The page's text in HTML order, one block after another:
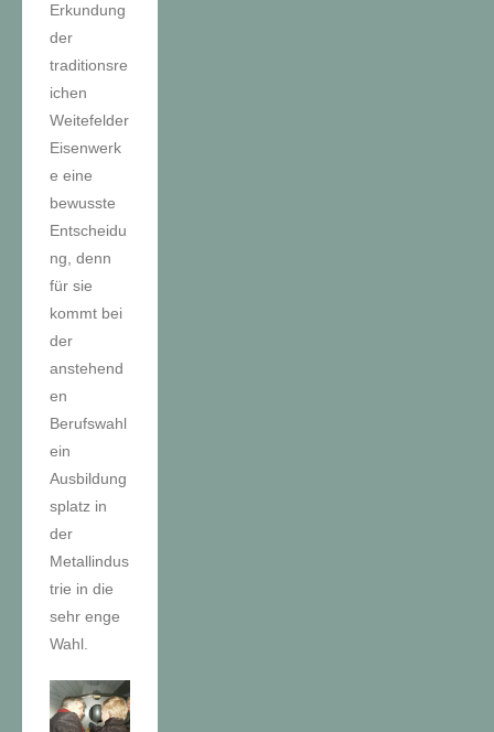
Erkundung
der
traditionsre
ichen
Weitefelder
Eisenwerk
e eine
bewusste
Entscheidu
ng, denn
für sie
kommt bei
der
anstehend
en
Berufswahl
ein
Ausbildung
splatz in
der
Metallindus
trie in die
sehr enge
Wahl.